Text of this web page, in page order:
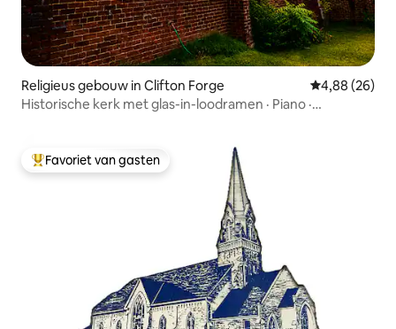
Religieus gebouw in Clifton Forge Gemiddelde
4,88 (26)
Historische kerk met glas-in-loodramen · Piano ·
Topfavoriet van gasten
Favoriet van gasten